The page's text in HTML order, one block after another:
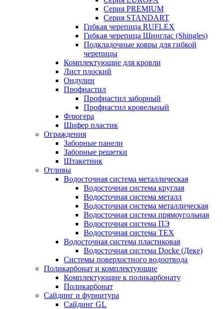
Серия PREMIUM
Серия STANDART
Гибкая черепица RUFLEX
Гибкая черепица Шинглас (Shingles)
Подкладочные ковры для гибкой
черепицы
Комплектующие для кровли
Лист плоский
Ондулин
Профнастил
Профнастил заборный
Профнастил кровельный
Флюгера
Шифер пластик
Ограждения
Заборные панели
Заборные решетки
Штакетник
Отливы
Водосточная система металлическая
Водосточная система круглая
Водосточная система металл
Водосточная система металлическая
Водосточная система прямоугольная
Водосточная система ПЭ
Водосточная система ТЕХ
Водосточная система пластиковая
Водосточная система Docke (Деке)
Системы поверхостного водоотвода
Поликарбонат и комплектующие
Комплектующие к поликарбонату
Поликарбонат
Сайдинг и фурнитура
Сайдинг GL